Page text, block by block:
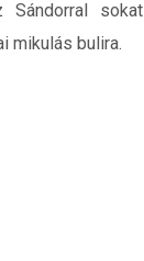
sokat
mikulás bulira.